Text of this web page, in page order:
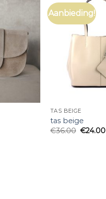
Aanbieding!
TAS BEIGE
tas beige
€36.00 €24.00